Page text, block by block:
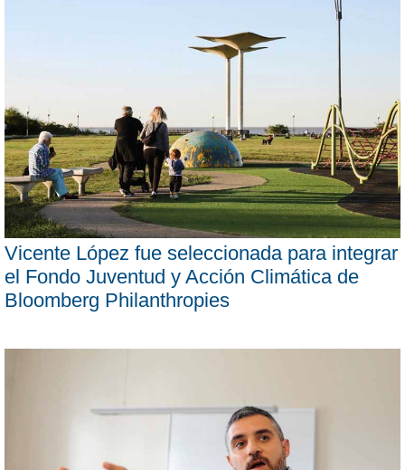
Vicente López fue seleccionada para integrar
el Fondo Juventud y Acción Climática de
Bloomberg Philanthropies